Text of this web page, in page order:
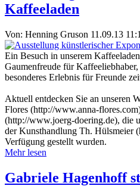
Kaffeeladen
Von: Henning Gruson 11.09.13
Ein Besuch in unserem
Gaumenfreude für
besonderes Erlebnis für Freunde
Aktuell entdecken Sie an unseren
Flores (http://www.anna-
(http://www.joerg-doering.de), die
der Kunsthandlung Th. Hülsmeier
Verfügung gestellt wurden.
Mehr lesen
Gabriele Hagenhoff